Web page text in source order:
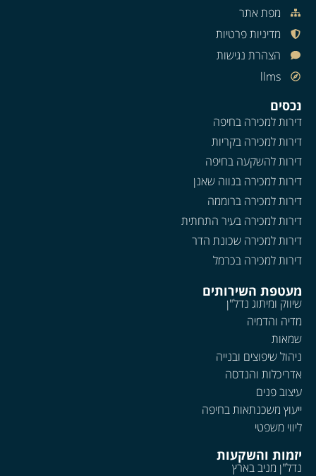
מפת אתר
מדיניות פרטיות
הצהרת נגישות
llms
נכסים
דירות למכירה בחיפה
דירות למכירה בקריות
דירות להשקעה בחיפה
דירות למכירה בנווה שאנן
דירות למכירה ברוממה
דירות למכירה בעיר התחתית
דירות למכירה שכונת הדר
דירות למכירה בכרמל
מעטפת השירותים
שיווק ומיתוג נדל"ן
מדיה והדמיה
שמאות
ניהול שיפוצים ובנייה
אדריכלות והנדסה
עיצוב פנים
ייעוץ משכנתאות בחיפה
ליווי משפטי
יזמות והשקעות
נדל"ן מניב בארץ